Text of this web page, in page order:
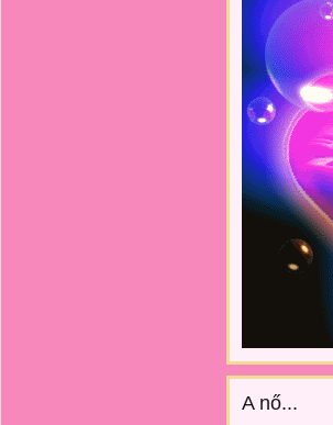
A nő...